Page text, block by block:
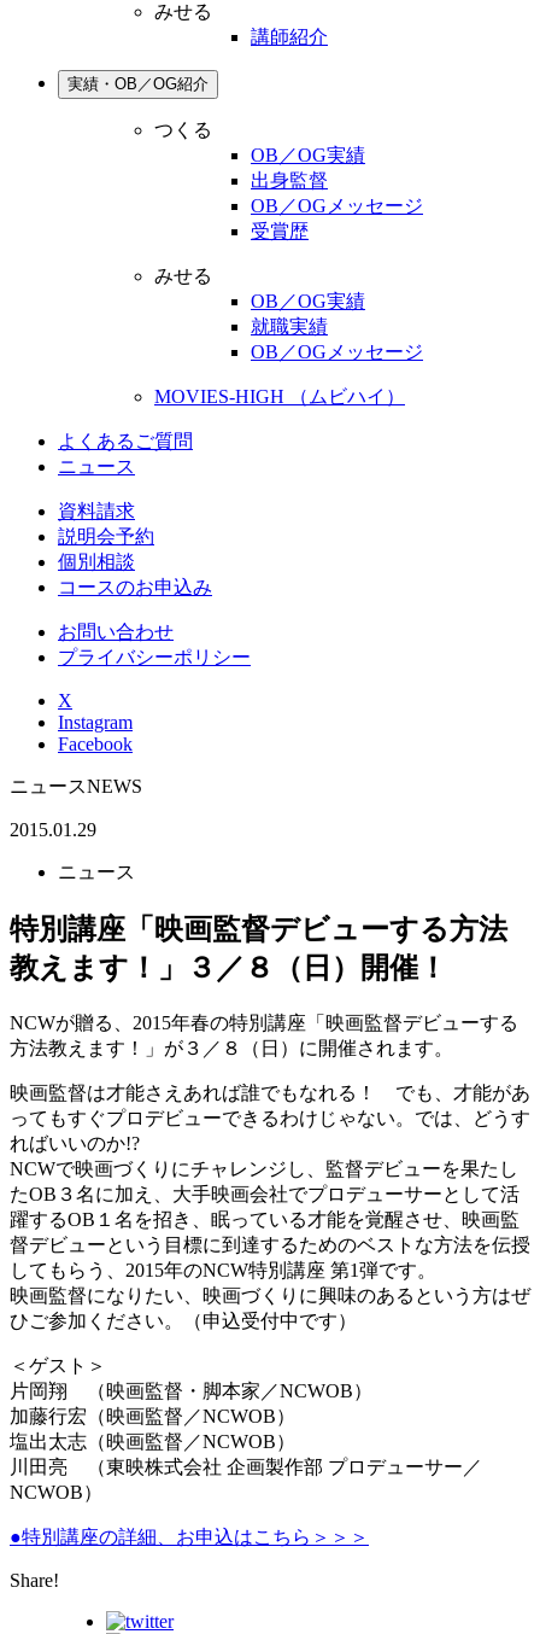
みせる
講師紹介
実績・OB／OG紹介
つくる
OB／OG実績
出身監督
OB／OGメッセージ
受賞歴
みせる
OB／OG実績
就職実績
OB／OGメッセージ
MOVIES-HIGH （ムビハイ）
よくあるご質問
ニュース
資料請求
説明会予約
個別相談
コースのお申込み
お問い合わせ
プライバシーポリシー
X
Instagram
Facebook
ニュースNEWS
2015.01.29
ニュース
特別講座「映画監督デビューする方法
教えます！」３／８（日）開催！
NCWが贈る、2015年春の特別講座「映画監督デビューする
方法教えます！」が３／８（日）に開催されます。
映画監督は才能さえあれば誰でもなれる！ でも、才能があ
ってもすぐプロデビューできるわけじゃない。では、どうす
ればいいのか!?
NCWで映画づくりにチャレンジし、監督デビューを果たし
たOB３名に加え、大手映画会社でプロデューサーとして活
躍するOB１名を招き、眠っている才能を覚醒させ、映画監
督デビューという目標に到達するためのベストな方法を伝授
してもらう、2015年のNCW特別講座 第1弾です。
映画監督になりたい、映画づくりに興味のあるという方はぜ
ひご参加ください。（申込受付中です）
＜ゲスト＞
片岡翔 （映画監督・脚本家／NCWOB）
加藤行宏（映画監督／NCWOB）
塩出太志（映画監督／NCWOB）
川田亮 （東映株式会社 企画製作部 プロデューサー／
NCWOB）
●特別講座の詳細、お申込はこちら＞＞＞
Share!